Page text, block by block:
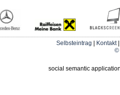
Selbsteintrag Kontakt
©
social semantic